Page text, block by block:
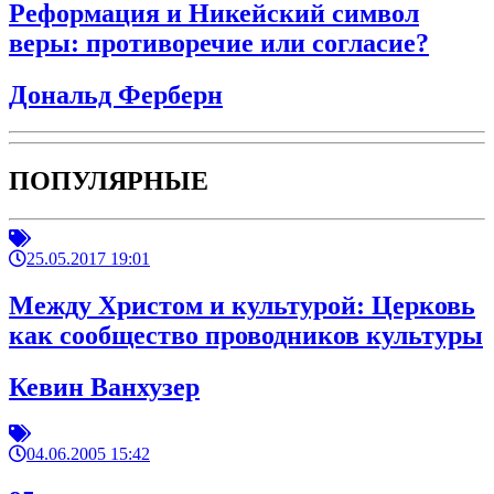
Реформация и Никейский символ
веры: противоречие или согласие?
Дональд Ферберн
ПОПУЛЯРНЫЕ
25.05.2017 19:01
Между Христом и культурой: Церковь
как сообщество проводников культуры
Кевин Ванхузер
04.06.2005 15:42